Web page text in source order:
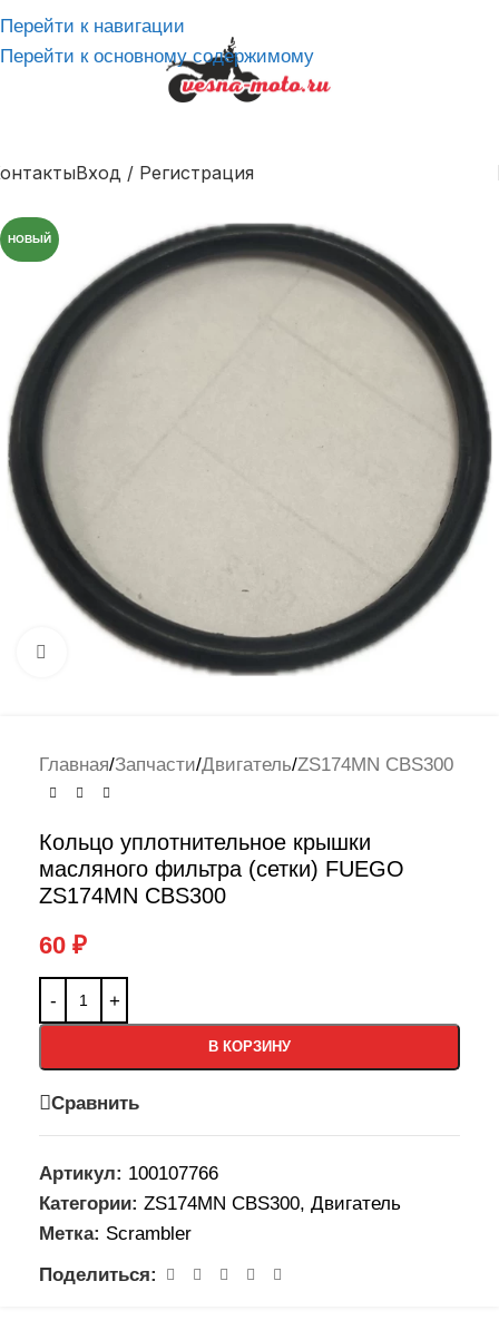
Перейти к навигации
Перейти к основному содержимому
Вход / Регистрация
НОВЫЙ
Нажмите, чтобы увеличить
Главная/Запчасти/Двигатель/ZS174MN CBS300
Кольцо уплотнительное крышки
масляного фильтра (сетки) FUEGO
ZS174MN CBS300
60 ₽
В КОРЗИНУ
Сравнить
Артикул: 100107766
Категории: ZS174MN CBS300, Двигатель
Метка: Scrambler
Поделиться: